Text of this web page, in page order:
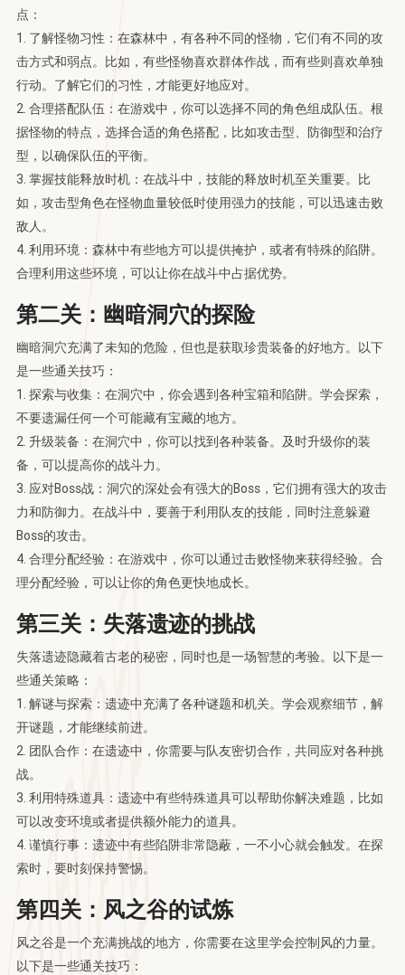
点：
1. 了解怪物习性：在森林中，有各种不同的怪物，它们有不同的攻
击方式和弱点。比如，有些怪物喜欢群体作战，而有些则喜欢单独
行动。了解它们的习性，才能更好地应对。
2. 合理搭配队伍：在游戏中，你可以选择不同的角色组成队伍。根
据怪物的特点，选择合适的角色搭配，比如攻击型、防御型和治疗
型，以确保队伍的平衡。
3. 掌握技能释放时机：在战斗中，技能的释放时机至关重要。比
如，攻击型角色在怪物血量较低时使用强力的技能，可以迅速击败
敌人。
4. 利用环境：森林中有些地方可以提供掩护，或者有特殊的陷阱。
合理利用这些环境，可以让你在战斗中占据优势。
第二关：幽暗洞穴的探险
幽暗洞穴充满了未知的危险，但也是获取珍贵装备的好地方。以下
是一些通关技巧：
1. 探索与收集：在洞穴中，你会遇到各种宝箱和陷阱。学会探索，
不要遗漏任何一个可能藏有宝藏的地方。
2. 升级装备：在洞穴中，你可以找到各种装备。及时升级你的装
备，可以提高你的战斗力。
3. 应对Boss战：洞穴的深处会有强大的Boss，它们拥有强大的攻击
力和防御力。在战斗中，要善于利用队友的技能，同时注意躲避
Boss的攻击。
4. 合理分配经验：在游戏中，你可以通过击败怪物来获得经验。合
理分配经验，可以让你的角色更快地成长。
第三关：失落遗迹的挑战
失落遗迹隐藏着古老的秘密，同时也是一场智慧的考验。以下是一
些通关策略：
1. 解谜与探索：遗迹中充满了各种谜题和机关。学会观察细节，解
开谜题，才能继续前进。
2. 团队合作：在遗迹中，你需要与队友密切合作，共同应对各种挑
战。
3. 利用特殊道具：遗迹中有些特殊道具可以帮助你解决难题，比如
可以改变环境或者提供额外能力的道具。
4. 谨慎行事：遗迹中有些陷阱非常隐蔽，一不小心就会触发。在探
索时，要时刻保持警惕。
第四关：风之谷的试炼
风之谷是一个充满挑战的地方，你需要在这里学会控制风的力量。
以下是一些通关技巧：